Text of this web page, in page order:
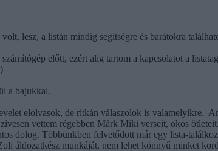
lesz, a listán mindig segítségre és barátokra
előtt, ezért alig tartom a kapcsolatot a
a bajukkal.
elolvasok, de ritkán válaszolok is valamelyikre.
vettem régebben Márk Miki verseit, okos
dolog. Többünkben felvetődött már egy lista-
áldozatkész munkáját, nem lehet könnyű minket